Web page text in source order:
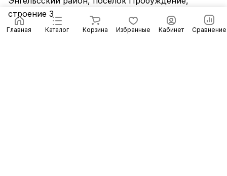
Главная Каталог Корзина Избранные Кабинет Сравнение
строение 3